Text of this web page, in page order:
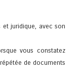
et juridique, avec son
vous constatez
de documents